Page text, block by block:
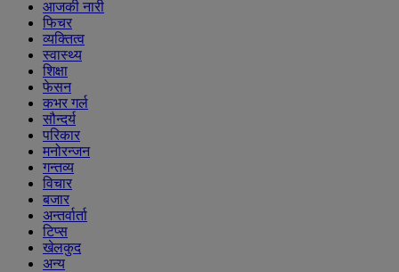
आजकी नारी
फिचर
व्यक्तित्व
स्वास्थ्य
शिक्षा
फेसन
कभर गर्ल
सौन्दर्य
परिकार
मनोरन्जन
गन्तव्य
विचार
बजार
अन्तर्वार्ता
टिप्स
खेलकुद
अन्य